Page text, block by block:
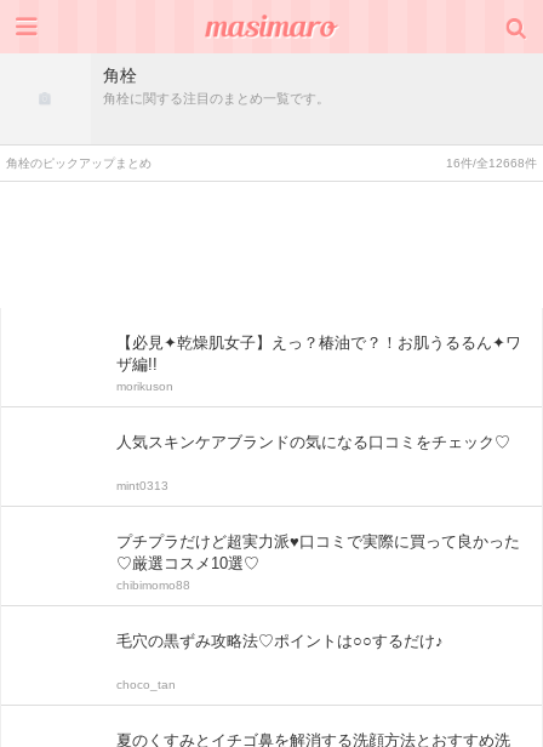
角栓
角栓に関する注目のまとめ一覧です。
角栓のピックアップまとめ 16件/全12668件
【必見✦乾燥肌女子】えっ？椿油で？！お肌うるるん✦ワ
ザ編!!
morikuson
人気スキンケアブランドの気になる口コミをチェック♡
mint0313
プチプラだけど超実力派♥口コミで実際に買って良かった
♡厳選コスメ10選♡
chibimomo88
毛穴の黒ずみ攻略法♡ポイントは○○するだけ♪
choco_tan
夏のくすみとイチゴ鼻を解消する洗顔方法とおすすめ洗